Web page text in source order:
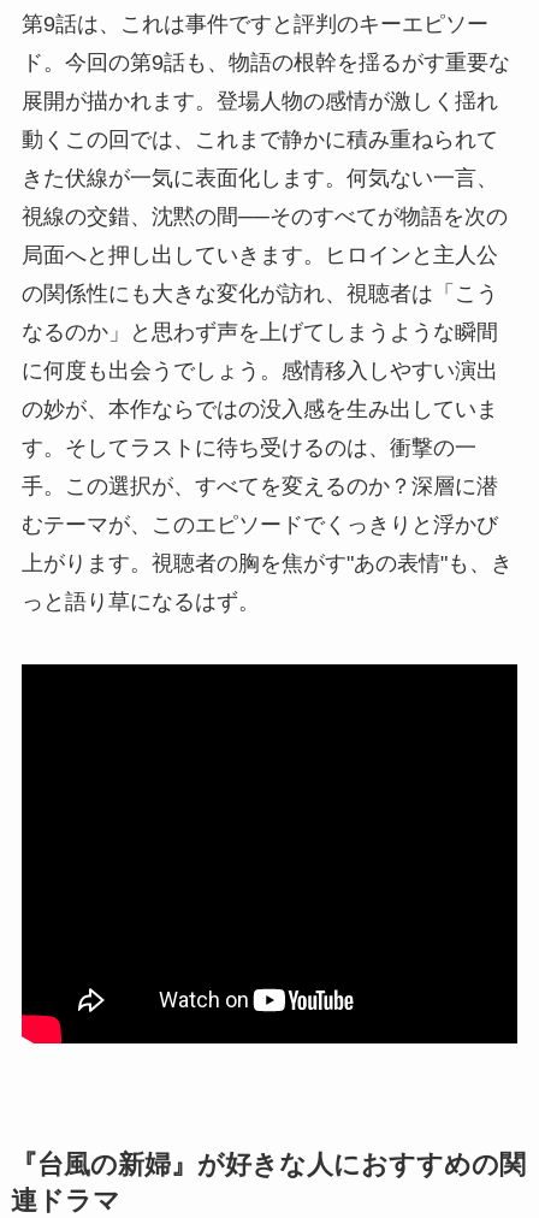
第9話は、これは事件ですと評判のキーエピソー
ド。今回の第9話も、物語の根幹を揺るがす重要な
展開が描かれます。登場人物の感情が激しく揺れ
動くこの回では、これまで静かに積み重ねられて
きた伏線が一気に表面化します。何気ない一言、
視線の交錯、沈黙の間──そのすべてが物語を次の
局面へと押し出していきます。ヒロインと主人公
の関係性にも大きな変化が訪れ、視聴者は「こう
なるのか」と思わず声を上げてしまうような瞬間
に何度も出会うでしょう。感情移入しやすい演出
の妙が、本作ならではの没入感を生み出していま
す。そしてラストに待ち受けるのは、衝撃の一
手。この選択が、すべてを変えるのか？深層に潜
むテーマが、このエピソードでくっきりと浮かび
上がります。視聴者の胸を焦がす"あの表情"も、き
っと語り草になるはず。
『台風の新婦』が好きな人におすすめの関
連ドラマ